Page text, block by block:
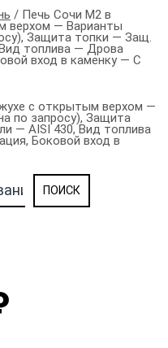
/ Печь Сочи М2 в
верхом — Варианты
Защита топки — Защ.
топлива — Дрова
вход в каменку — С
с открытым верхом —
по запросу), Защита
— AISI 430, Вид топлива
Боковой вход в